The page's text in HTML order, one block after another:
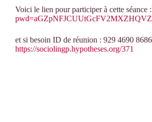
Voici le lien pour participer à cette séance :
et si besoin ID de réunion : 929 4690
https://sociolingp.hypotheses.org/371